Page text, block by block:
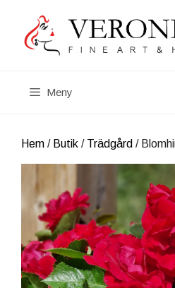
innehåll
Meny
Hem / Butik / Trädgård /